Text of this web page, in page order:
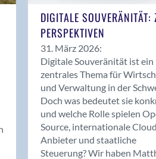
DIGITALE SOUVERÄNITÄT:
PERSPEKTIVEN
31. März 2026:
Digitale Souveränität ist ein
zentrales Thema für
und Verwaltung in der
Doch was bedeutet sie
und welche Rolle spielen
Source, internationale
Anbieter und staatliche
Steuerung? Wir haben